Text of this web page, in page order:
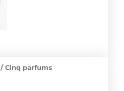
/ Cinq parfums